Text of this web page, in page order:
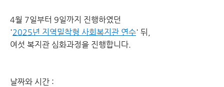
4월 7일부터 9일까지 진행하였던
'2025년 지역밀착형 사회복지관 연수' 뒤,
여섯 복지관 심화과정을 진행합니다.
날짜와 시간 :